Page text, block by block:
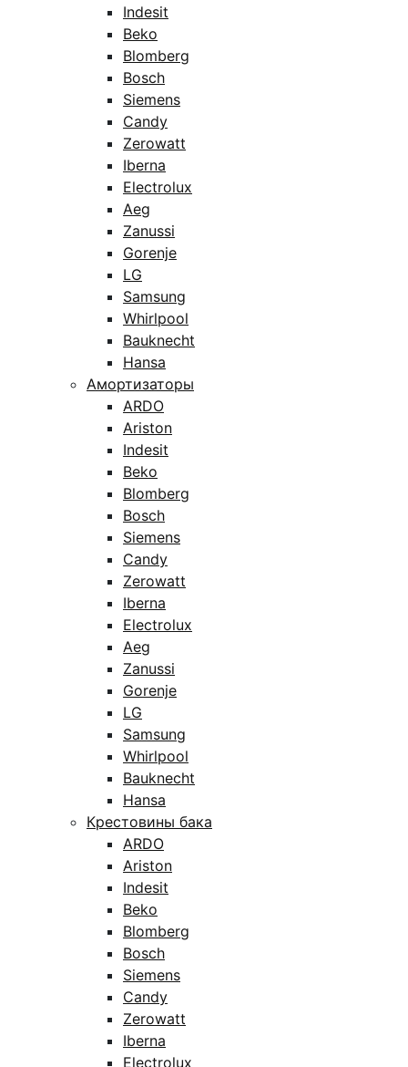
Indesit
Beko
Blomberg
Bosch
Siemens
Candy
Zerowatt
Iberna
Electrolux
Aeg
Zanussi
Gorenje
LG
Samsung
Whirlpool
Bauknecht
Hansa
Амортизаторы
ARDO
Ariston
Indesit
Beko
Blomberg
Bosch
Siemens
Candy
Zerowatt
Iberna
Electrolux
Aeg
Zanussi
Gorenje
LG
Samsung
Whirlpool
Bauknecht
Hansa
Крестовины бака
ARDO
Ariston
Indesit
Beko
Blomberg
Bosch
Siemens
Candy
Zerowatt
Iberna
Electrolux